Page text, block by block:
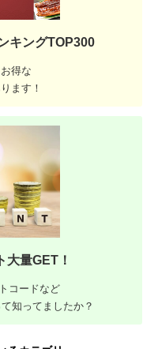
キングTOP300
得な
ます！
大量GET！
コードなど
知ってましたか？